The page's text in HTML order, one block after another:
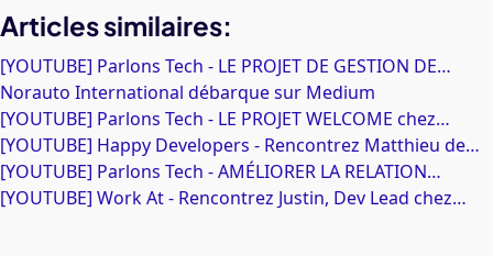
Articles similaires:
[YOUTUBE] Parlons Tech - LE PROJET DE GESTION DE…
Norauto International débarque sur Medium
[YOUTUBE] Parlons Tech - LE PROJET WELCOME chez…
[YOUTUBE] Happy Developers - Rencontrez Matthieu de…
[YOUTUBE] Parlons Tech - AMÉLIORER LA RELATION…
[YOUTUBE] Work At - Rencontrez Justin, Dev Lead chez…